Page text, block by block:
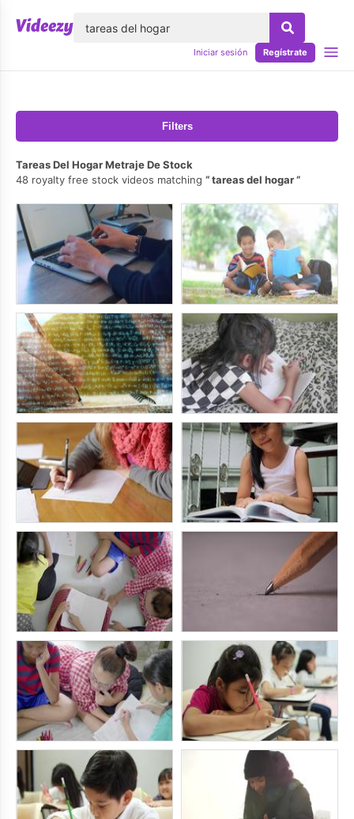
Iniciar sesión Regístrate
Filters
Tareas Del Hogar Metraje De Stock
48 royalty free stock videos matching
tareas del hogar